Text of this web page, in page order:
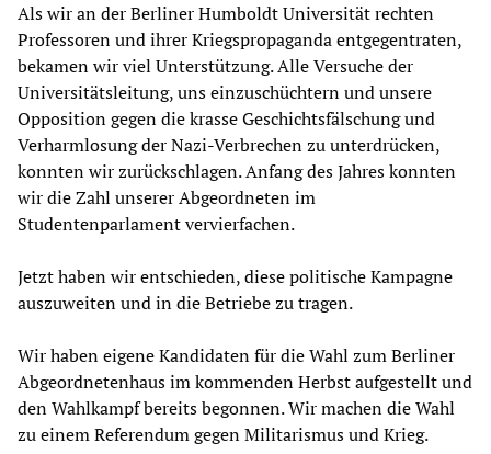
Als wir an der Berliner Humboldt Universität rechten
Professoren und ihrer Kriegspropaganda entgegentraten,
bekamen wir viel Unterstützung. Alle Versuche der
Universitätsleitung, uns einzuschüchtern und unsere
Opposition gegen die krasse Geschichtsfälschung und
Verharmlosung der Nazi-Verbrechen zu unterdrücken,
konnten wir zurückschlagen. Anfang des Jahres konnten
wir die Zahl unserer Abgeordneten im
Studentenparlament vervierfachen.
Jetzt haben wir entschieden, diese politische Kampagne
auszuweiten und in die Betriebe zu tragen.
Wir haben eigene Kandidaten für die Wahl zum Berliner
Abgeordnetenhaus im kommenden Herbst aufgestellt und
den Wahlkampf bereits begonnen. Wir machen die Wahl
zu einem Referendum gegen Militarismus und Krieg.